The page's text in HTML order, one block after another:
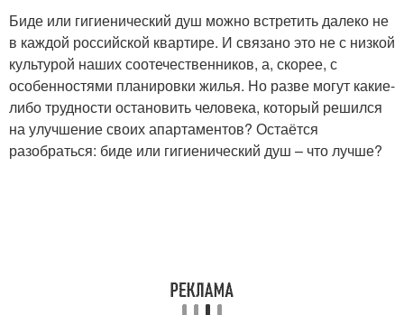
Биде или гигиенический душ можно встретить далеко не
в каждой российской квартире. И связано это не с низкой
культурой наших соотечественников, а, скорее, с
особенностями планировки жилья. Но разве могут какие-
либо трудности остановить человека, который решился
на улучшение своих апартаментов? Остаётся
разобраться: биде или гигиенический душ – что лучше?